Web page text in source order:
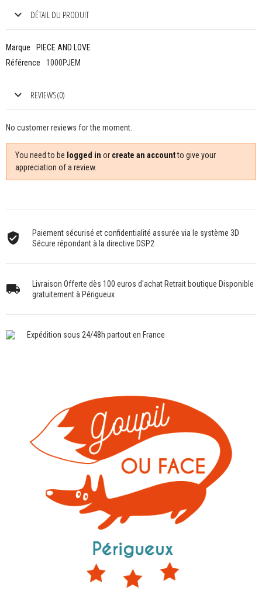
DÉTAIL DU PRODUIT
Marque
PIECE AND LOVE
Référence
1000PJEM
REVIEWS(0)
No customer reviews for the moment.
You need to be logged in or create an accountto give your
appreciation of a review.
Paiement sécurisé et confidentialité assurée via le système 3D
Sécure répondant à la directive DSP2
Livraison Offerte dès 100 euros d'achat Retrait boutique Disponible
gratuitement à Périgueux
Expédition sous 24/48h partout en France